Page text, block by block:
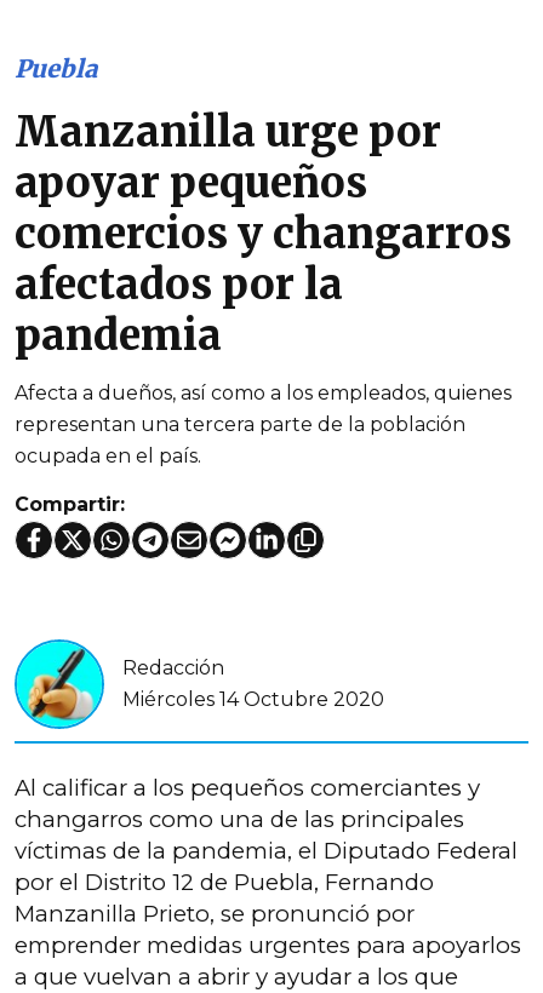
Puebla
Manzanilla urge por
apoyar pequeños
comercios y changarros
afectados por la
pandemia
Afecta a dueños, así como a los empleados, quienes
representan una tercera parte de la población
ocupada en el país.
Compartir:
Redacción
Miércoles 14 Octubre 2020
Al calificar a los pequeños comerciantes y
changarros como una de las principales
víctimas de la pandemia, el Diputado Federal
por el Distrito 12 de Puebla, Fernando
Manzanilla Prieto, se pronunció por
emprender medidas urgentes para apoyarlos
a que vuelvan a abrir y ayudar a los que